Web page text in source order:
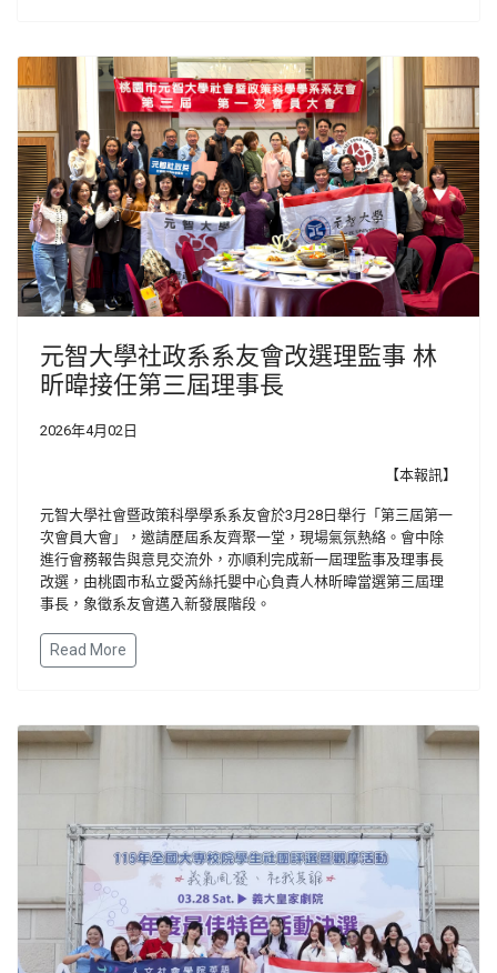
元智大學社政系系友會改選理監事 林
昕暐接任第三屆理事長
2026年4月02日
【本報訊】
元智大學社會暨政策科學學系系友會於3月28日舉行「第三屆第一
次會員大會」，邀請歷屆系友齊聚一堂，現場氣氛熱絡。會中除
進行會務報告與意見交流外，亦順利完成新一屆理監事及理事長
改選，由桃園市私立愛芮絲托嬰中心負責人林昕暐當選第三屆理
事長，象徵系友會邁入新發展階段。
Read More